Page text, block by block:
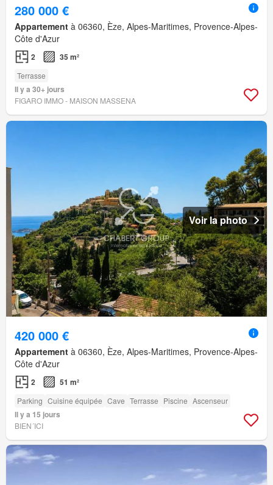
280 000 €
Appartement à 06360, Èze, Alpes-Maritimes, Provence-Alpes-
Côte d'Azur
2 35 m²
Terrasse
Il y a 30+ jours
FIGARO IMMO - MAISON MASSENA
Voir la photo
420 000 €
Appartement à 06360, Èze, Alpes-Maritimes, Provence-Alpes-
Côte d'Azur
2 51 m²
Parking Cuisine équipée Cave Terrasse Piscine Ascenseur
Il y a 15 jours
BIEN´ICI